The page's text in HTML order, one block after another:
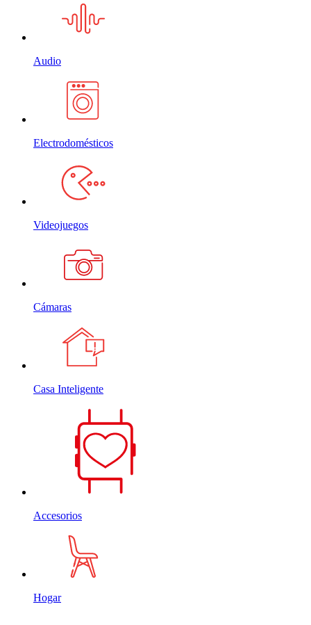
Audio
Electrodomésticos
Videojuegos
Cámaras
Casa Inteligente
Accesorios
Hogar